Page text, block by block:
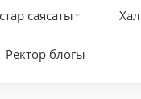
саясаты
Ректор блогы